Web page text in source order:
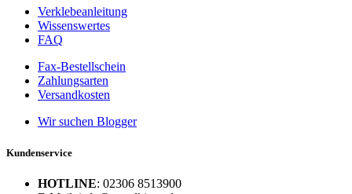
Verklebeanleitung
Wissenswertes
FAQ
Fax-Bestellschein
Zahlungsarten
Versandkosten
Wir suchen Blogger
Kundenservice
HOTLINE: 02306 8513900